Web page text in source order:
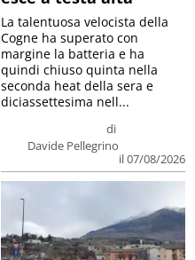
di
Davide Pellegrino
il 07/08/2026
La talentuosa velocista della
Cogne ha superato con
margine la batteria e ha
quindi chiuso quinta nella
seconda heat della sera e
diciassettesima nell...